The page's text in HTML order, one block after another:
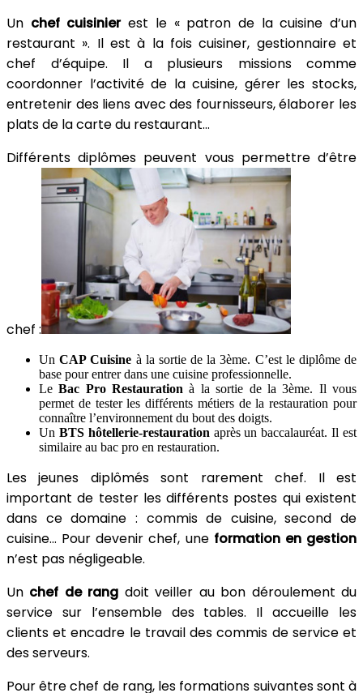
Un chef cuisinierest le « patron de la cuisine d’un
restaurant ». Il est à la fois cuisiner, gestionnaire et
chef d’équipe. Il a plusieurs missions comme
coordonner l’activité de la cuisine, gérer les stocks,
entretenir des liens avec des fournisseurs, élaborer les
plats de la carte du restaurant…
Différents diplômes peuvent vous permettre d’être
chef :
UnCAP Cuisine à la sortie de la 3ème. C’est le diplôme de
base pour entrer dans une cuisine professionnelle.
Le Bac Pro Restauration à la sortie de la 3ème. Il vous
permet de tester les différents métiers de la restauration pour
connaître l’environnement du bout des doigts.
Un BTS hôtellerie-restauration après un baccalauréat. Il est
similaire au bac pro en restauration.
Les jeunes diplômés sont rarement chef. Il est
important de tester les différents postes qui existent
dans ce domaine : commis de cuisine, second de
cuisine… Pour devenir chef, une formation en gestion
n’est pas négligeable.
Un chef de rang doit veiller au bon déroulement du
service sur l’ensemble des tables. Il accueille les
clients et encadre le travail des commis de service et
des serveurs.
Pour être chef de rang, les formations suivantes sont à